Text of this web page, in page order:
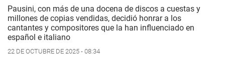
Pausini, con más de una docena de discos a cuestas y
millones de copias vendidas, decidió honrar a los
cantantes y compositores que la han influenciado en
español e italiano
22 DE OCTUBRE DE 2025 - 08:34